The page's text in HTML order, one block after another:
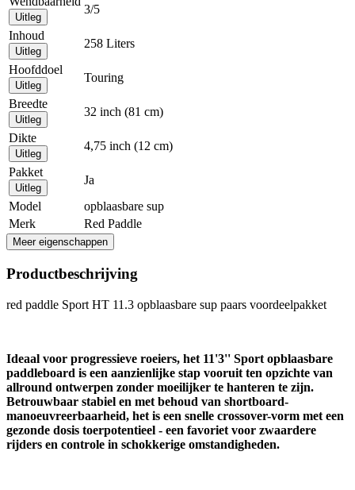
Uitleg
3/5
Inhoud
Uitleg
258 Liters
Hoofddoel
Uitleg
Touring
Breedte
Uitleg
32 inch (81 cm)
Dikte
Uitleg
4,75 inch (12 cm)
Pakket
Uitleg
Ja
Model
opblaasbare sup
Merk
Red Paddle
Meer eigenschappen
Productbeschrijving
red paddle Sport HT 11.3 opblaasbare sup paars voordeelpakket
Ideaal voor progressieve roeiers, het 11'3'' Sport opblaasbare
paddleboard is een aanzienlijke stap vooruit ten opzichte van
allround ontwerpen zonder moeilijker te hanteren te zijn.
Betrouwbaar stabiel en met behoud van shortboard-
manoeuvreerbaarheid, het is een snelle crossover-vorm met een
gezonde dosis toerpotentieel - een favoriet voor zwaardere
rijders en controle in schokkerige omstandigheden.